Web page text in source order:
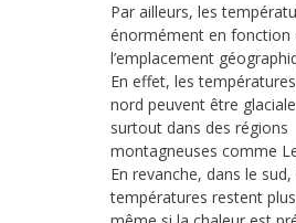
Par ailleurs, les
énormément en fonction
l’emplacement
En effet, les
nord peuvent être
surtout dans des régions
montagneuses comme
En revanche, dans le sud,
températures restent